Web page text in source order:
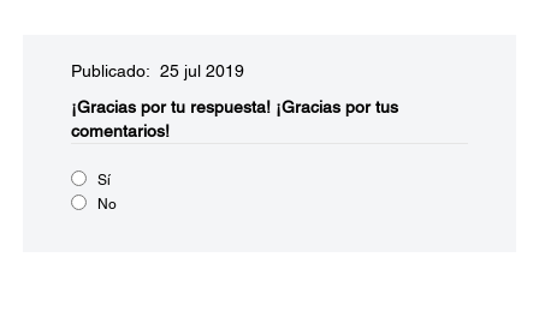
Publicado: 25 jul 2019
¡Gracias por tu respuesta! ¡Gracias por tus
comentarios!
Sí
No